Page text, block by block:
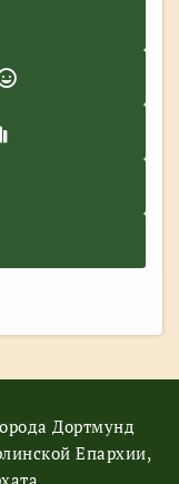
Дортмунд
Епархии,